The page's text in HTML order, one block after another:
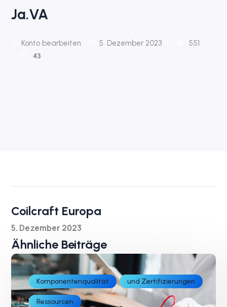
Ja.VA
Konto bearbeiten 5. Dezember 2023 551
43
Coilcraft Europa
5. Dezember 2023
Ähnliche Beiträge
Komponentenqualität und Zertifizierungen
Ressourcen